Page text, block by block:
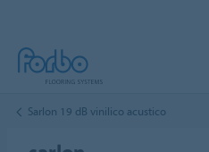
Sarlon 19 dB vinilico acustico